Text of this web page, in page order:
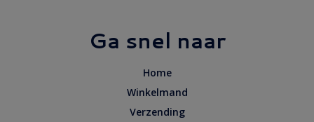
Ga snel naar
Home
Winkelmand
Verzending